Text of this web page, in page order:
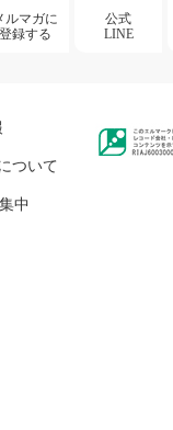
ルマガに
登録する
公式
LINE
ついて
中